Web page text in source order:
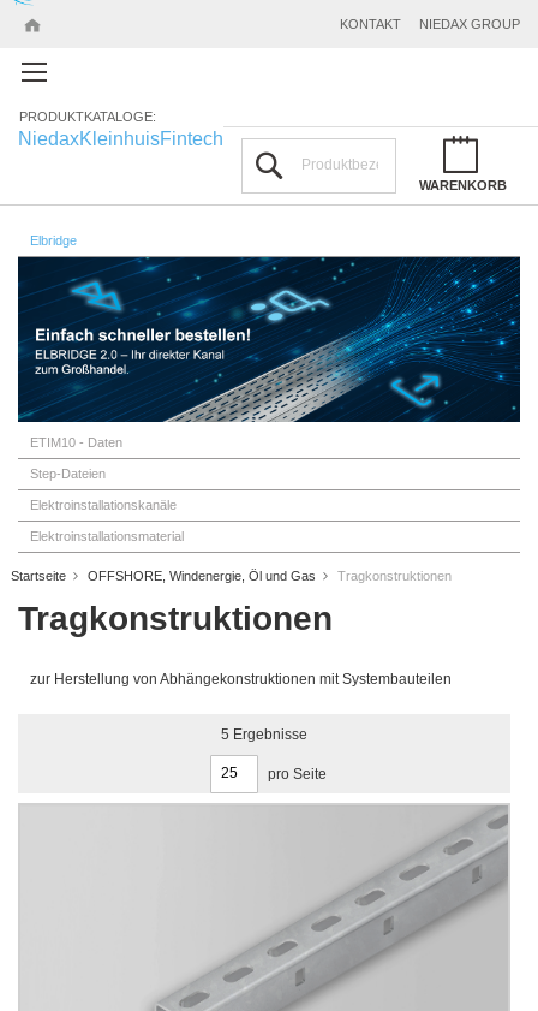
NIEDAX GROUP
KONTAKT
PRODUKTKATALOGE:
NiedaxKleinhuisFintech
WARENKORB
Elbridge
ETIM10 - Daten
Step-Dateien
Elektroinstallationskanäle
Elektroinstallationsmaterial
Startseite OFFSHORE, Windenergie, Öl und Gas Tragkonstruktionen
Tragkonstruktionen
zur Herstellung von Abhängekonstruktionen mit Systembauteilen
5 Ergebnisse
pro Seite